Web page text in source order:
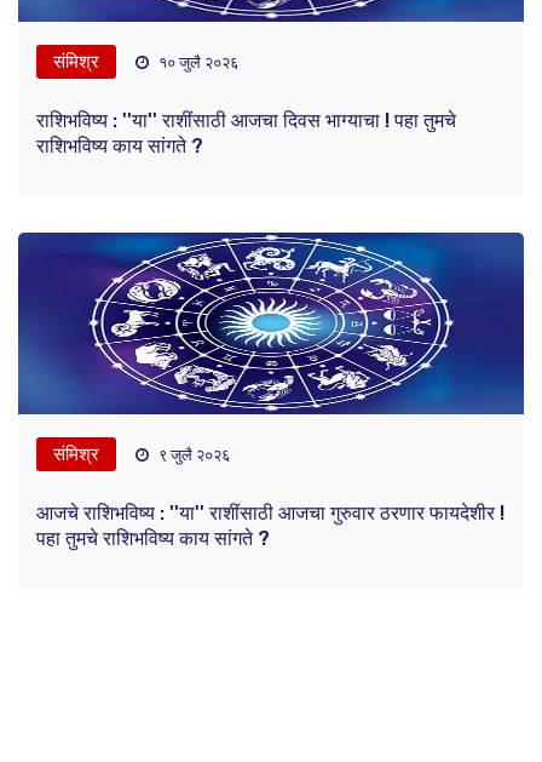
संमिश्र १० जुलै २०२६
राशिभविष्य : ''या'' राशींसाठी आजचा दिवस भाग्याचा ! पहा तुमचे
राशिभविष्य काय सांगते ?
संमिश्र ९ जुलै २०२६
आजचे राशिभविष्य : ''या'' राशींसाठी आजचा गुरुवार ठरणार फायदेशीर !
पहा तुमचे राशिभविष्य काय सांगते ?